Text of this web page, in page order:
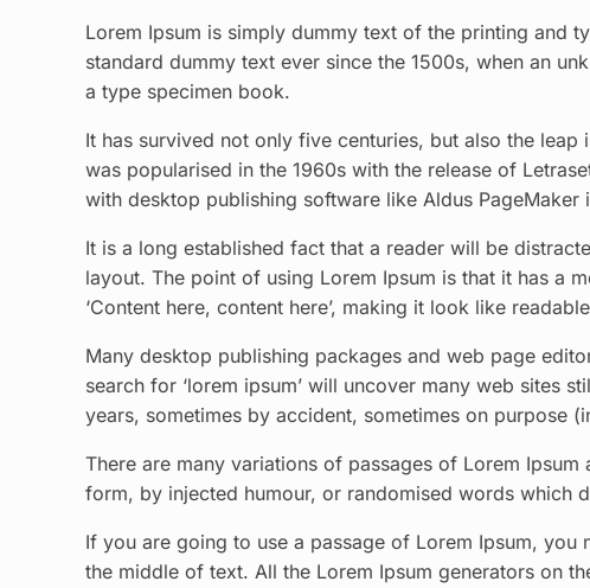
Lorem Ipsum is simply dummy text of the printing and
standard dummy text ever since the 1500s, when an
a type specimen book.
It has survived not only five centuries, but also the
was popularised in the 1960s with the release of
with desktop publishing software like Aldus
It is a long established fact that a reader will be
layout. The point of using Lorem Ipsum is that it has a
‘Content here, content here’, making it look like
Many desktop publishing packages and web page
search for ‘lorem ipsum’ will uncover many web sites
years, sometimes by accident, sometimes on purpose
There are many variations of passages of Lorem
form, by injected humour, or randomised words which
If you are going to use a passage of Lorem Ipsum, you
the middle of text. All the Lorem Ipsum generators on